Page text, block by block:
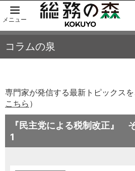
メニュー
コラムの泉
専門家が発信する最新トピックス
こちら ）
『民主党による税制改正』
1